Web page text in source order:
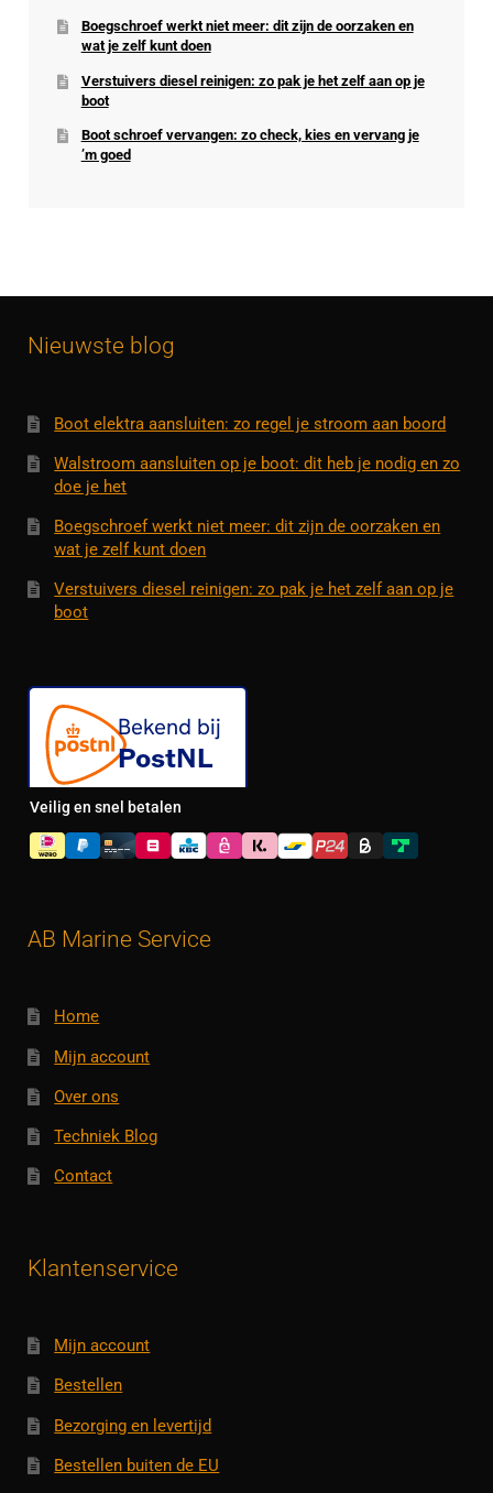
Boegschroef werkt niet meer: dit zijn de oorzaken en
wat je zelf kunt doen
Verstuivers diesel reinigen: zo pak je het zelf aan op je
boot
Boot schroef vervangen: zo check, kies en vervang je
’m goed
Nieuwste blog
Boot elektra aansluiten: zo regel je stroom aan boord
Walstroom aansluiten op je boot: dit heb je nodig en zo
doe je het
Boegschroef werkt niet meer: dit zijn de oorzaken en
wat je zelf kunt doen
Verstuivers diesel reinigen: zo pak je het zelf aan op je
boot
Veilig en snel betalen
AB Marine Service
Home
Mijn account
Over ons
Techniek Blog
Contact
Klantenservice
Mijn account
Bestellen
Bezorging en levertijd
Bestellen buiten de EU